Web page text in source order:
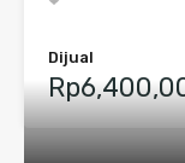
Dijual